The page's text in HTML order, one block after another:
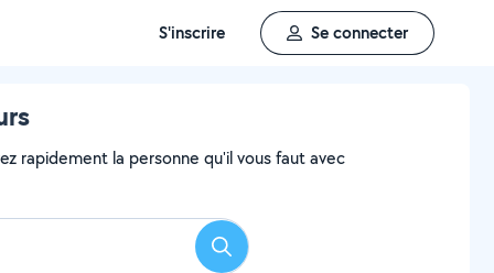
S'inscrire Se connecter
rapidement la personne qu'il vous faut avec
Rechercher